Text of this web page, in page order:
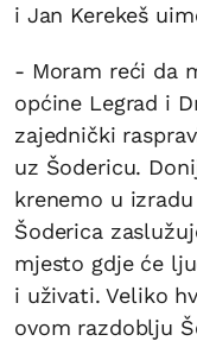
i Jan Kerekeš
- Moram reći da
općine Legrad i
zajednički
uz Šodericu.
krenemo u izradu
Šoderica
mjesto gdje će
i uživati. Veliko
ovom razdoblju